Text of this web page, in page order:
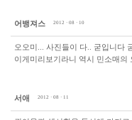
어뱅져스 2012 · 08 · 10
오오미... 사진들이 다.. 굳입니다
이게미리보기라니 역시 민소매의
서애 2012 · 08 · 11